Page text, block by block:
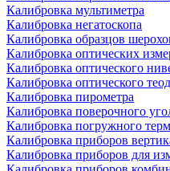
Калибровка мультиметра
Калибровка негатоскопа
Калибровка образцов
Калибровка оптических
Калибровка оптического
Калибровка оптического
Калибровка пирометра
Калибровка поверочного
Калибровка погружного
Калибровка приборов
Калибровка приборов для